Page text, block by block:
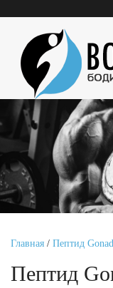
Главная / Пептид
Пептид